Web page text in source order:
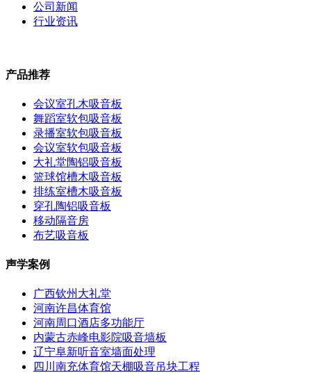
公司新闻
行业资讯
产品推荐
会议室孔木吸音板
舞蹈室软包吸音板
录播室软包吸音板
会议室软包吸音板
大礼堂陶铝吸音板
篮球馆槽木吸音板
排练室槽木吸音板
穿孔陶铝吸音板
移动隔音房
布艺吸音板
声学案例
广西钦州大礼堂
河南许昌体育馆
河南周口酒店多功能厅
内蒙古赤峰电影院吸音墙板
辽宁阜新听音室墙面处理
四川南充体育馆天棚吸音吊块工程